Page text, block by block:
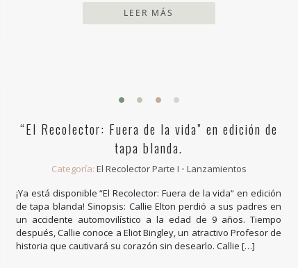
LEER MÁS
“El Recolector: Fuera de la vida” en edición de
tapa blanda.
Categoría: El Recolector Parte I • Lanzamientos
¡Ya está disponible “El Recolector: Fuera de la vida“ en edición
de tapa blanda! Sinopsis: Callie Elton perdió a sus padres en
un accidente automovilístico a la edad de 9 años. Tiempo
después, Callie conoce a Eliot Bingley, un atractivo Profesor de
historia que cautivará su corazón sin desearlo. Callie […]